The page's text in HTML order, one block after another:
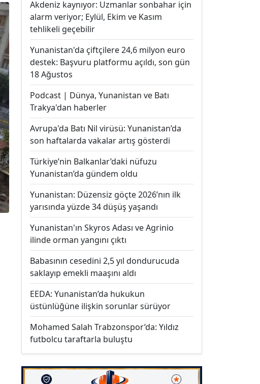
Akdeniz kaynıyor: Uzmanlar sonbahar için
alarm veriyor; Eylül, Ekim ve Kasım
tehlikeli geçebilir
Yunanistan'da çiftçilere 24,6 milyon euro
destek: Başvuru platformu açıldı, son gün
18 Ağustos
Podcast | Dünya, Yunanistan ve Batı
Trakya'dan haberler
Avrupa'da Batı Nil virüsü: Yunanistan’da
son haftalarda vakalar artış gösterdi
Türkiye’nin Balkanlar’daki nüfuzu
Yunanistan’da gündem oldu
Yunanistan: Düzensiz göçte 2026’nın ilk
yarısında yüzde 34 düşüş yaşandı
Yunanistan'ın Skyros Adası ve Agrinio
ilinde orman yangını çıktı
Babasının cesedini 2,5 yıl dondurucuda
saklayıp emekli maaşını aldı
EEDA: Yunanistan’da hukukun
üstünlüğüne ilişkin sorunlar sürüyor
Mohamed Salah Trabzonspor’da: Yıldız
futbolcu taraftarla buluştu